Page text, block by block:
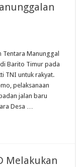
Tentara Manunggal
Barito Timur pada
TNI untuk rakyat.
pelaksanaan
jalan baru
Desa …
Melakukan